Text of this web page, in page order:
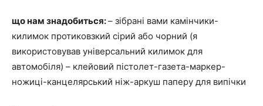
що нам знадобиться:– зібрані вами камінчики-
килимок протиковзкий сірий або чорний (я
використовував універсальний килимок для
автомобіля) – клейовий пістолет-газета-маркер-
ножиці-канцелярський ніж-аркуш паперу для випічки